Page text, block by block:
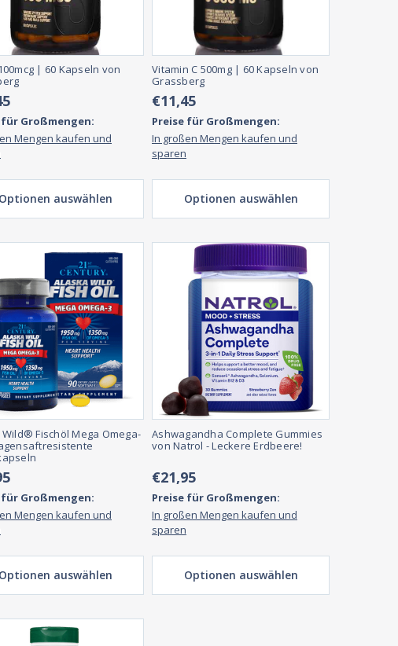
| 60 Kapseln von
für Großmengen:
Mengen kaufen und
Optionen auswählen
Vitamin C 500mg | 60 Kapseln von
Grassberg
€11,45
Preise für Großmengen:
In großen Mengen kaufen und
sparen
Optionen auswählen
Fischöl Mega Omega-
für Großmengen:
Mengen kaufen und
Optionen auswählen
Ashwagandha Complete Gummies
von Natrol - Leckere Erdbeere!
€21,95
Preise für Großmengen:
In großen Mengen kaufen und
sparen
Optionen auswählen